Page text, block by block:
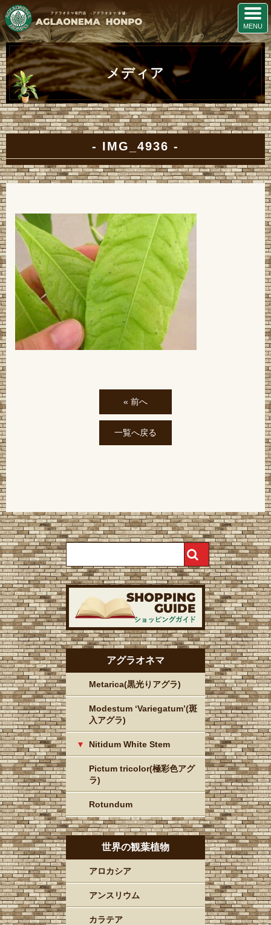
メディア
IMG_4936
« 前へ
一覧へ戻る
アグラオネマ
Metarica(黒光りアグラ)
Modestum ‘Variegatum’(斑
入アグラ)
Nitidum White Stem
Pictum tricolor(極彩色アグ
ラ)
Rotundum
世界の観葉植物
アロカシア
アンスリウム
カラテア